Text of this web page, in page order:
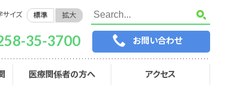
サイズ 標準 拡大
35-3700 お問い合わせ
医療関係者の方へ アクセス